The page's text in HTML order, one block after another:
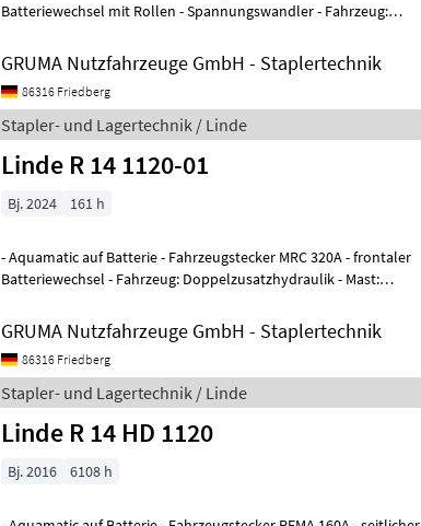
Batteriewechsel mit Rollen - Spannungswandler - Fahrzeug:
GRUMA Nutzfahrzeuge GmbH - Staplertechnik
86316 Friedberg
Stapler- und Lagertechnik / Linde
Linde R 14 1120-01
Bj. 2024 161 h
- Aquamatic auf Batterie - Fahrzeugstecker MRC 320A - frontaler
Batteriewechsel - Fahrzeug: Doppelzusatzhydraulik - Mast:
GRUMA Nutzfahrzeuge GmbH - Staplertechnik
86316 Friedberg
Stapler- und Lagertechnik / Linde
Linde R 14 HD 1120
Bj. 2016 6108 h